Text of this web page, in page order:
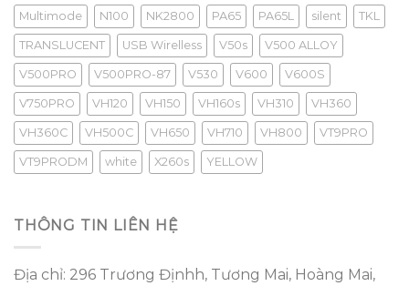
Multimode N100 NK2800 PA65 PA65L silent TKL
TRANSLUCENT USB Wirelless V50s V500 ALLOY
V500PRO V500PRO-87 V530 V600 V600S
V750PRO VH120 VH150 VH160s VH310 VH360
VH360C VH500C VH650 VH710 VH800 VT9PRO
VT9PRODM white X260s YELLOW
THÔNG TIN LIÊN HỆ
Địa chỉ: 296 Trương Địnhh, Tương Mai, Hoàng Mai,